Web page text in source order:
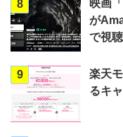
8
映画
が
で視
9
楽天
るキ